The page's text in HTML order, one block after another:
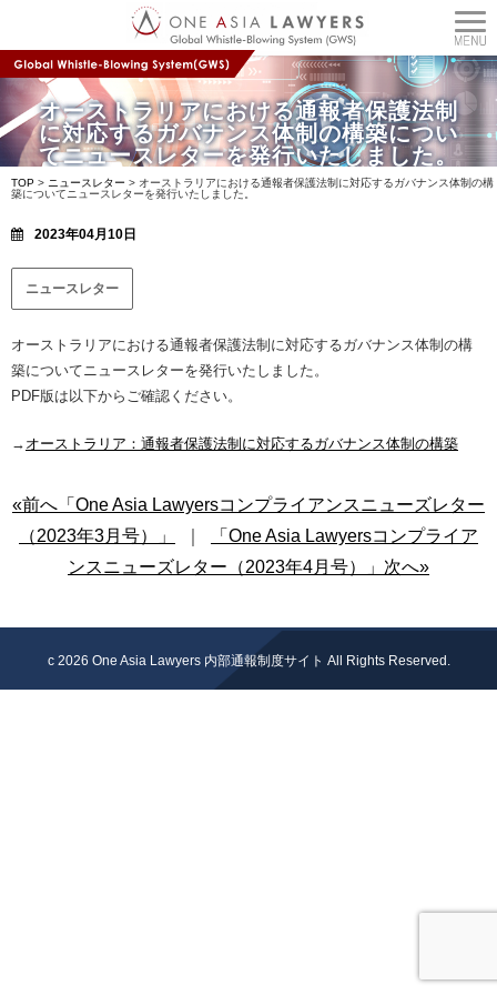
オーストラリアにおける通報者保護法制
に対応するガバナンス体制の構築につい
てニュースレターを発行いたしました。
TOP > ニュースレター > オーストラリアにおける通報者保護法制に対応するガバナンス体制の構
築についてニュースレターを発行いたしました。
2023年04月10日
ニュースレター
オーストラリアにおける通報者保護法制に対応するガバナンス体制の構
築についてニュースレターを発行いたしました。
PDF版は以下からご確認ください。
→ オーストラリア：通報者保護法制に対応するガバナンス体制の構築
«前へ「One Asia Lawyersコンプライアンスニューズレター
（2023年3月号）」
「One Asia Lawyersコンプライア
ンスニューズレター（2023年4月号）」次へ»
c 2026 One Asia Lawyers 内部通報制度サイト All Rights Reserved.